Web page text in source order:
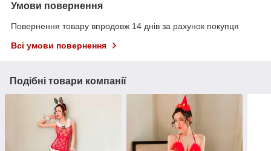
Умови повернення
Повернення товару впродовж 14 днів за рахунок покупця
Всі умови повернення
Подібні товари компанії